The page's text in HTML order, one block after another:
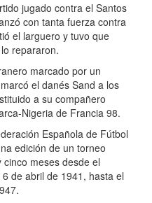
jugado contra el Santos
con tanta fuerza contra
el larguero y tuvo que
repararon.
marcado por un
el danés Sand a los
a su compañero
Nigeria de Francia 98.
Española de Fútbol
edición de un torneo
meses desde el
de abril de 1941, hasta el